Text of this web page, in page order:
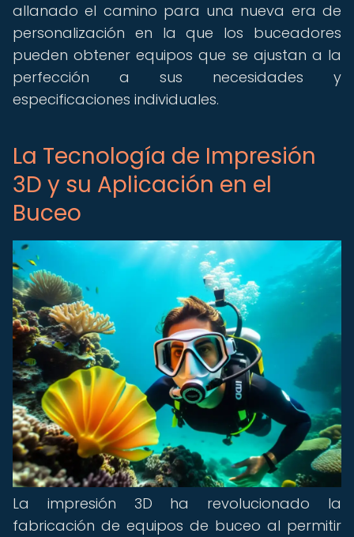
allanado el camino para una nueva era de
personalización en la que los buceadores
pueden obtener equipos que se ajustan a la
perfección a sus necesidades y
especificaciones individuales.
La Tecnología de Impresión
3D y su Aplicación en el
Buceo
La impresión 3D ha revolucionado la
fabricación de equipos de buceo al permitir